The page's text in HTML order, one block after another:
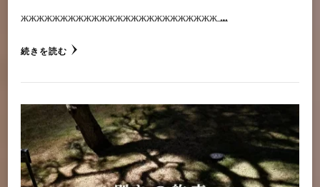
жжжжжжжжжжжжжжжжжжжжжжжжж …
続きを読む